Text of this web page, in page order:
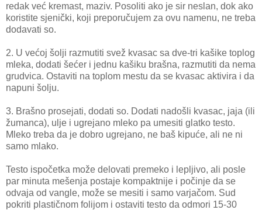
redak već kremast, maziv. Posoliti ako je sir neslan, dok ako
koristite sjenički, koji preporučujem za ovu namenu, ne treba
dodavati so.
2. U većoj šolji razmutiti svež kvasac sa dve-tri kašike toplog
mleka, dodati šećer i jednu kašiku brašna, razmutiti da nema
grudvica. Ostaviti na toplom mestu da se kvasac aktivira i da
napuni šolju.
3. Brašno prosejati, dodati so. Dodati nadošli kvasac, jaja (ili
žumanca), ulje i ugrejano mleko pa umesiti glatko testo.
Mleko treba da je dobro ugrejano, ne baš kipuće, ali ne ni
samo mlako.
Testo ispočetka može delovati premeko i lepljivo, ali posle
par minuta mešenja postaje kompaktnije i počinje da se
odvaja od vangle, može se mesiti i samo varjačom. Sud
pokriti plastičnom folijom i ostaviti testo da odmori 15-30